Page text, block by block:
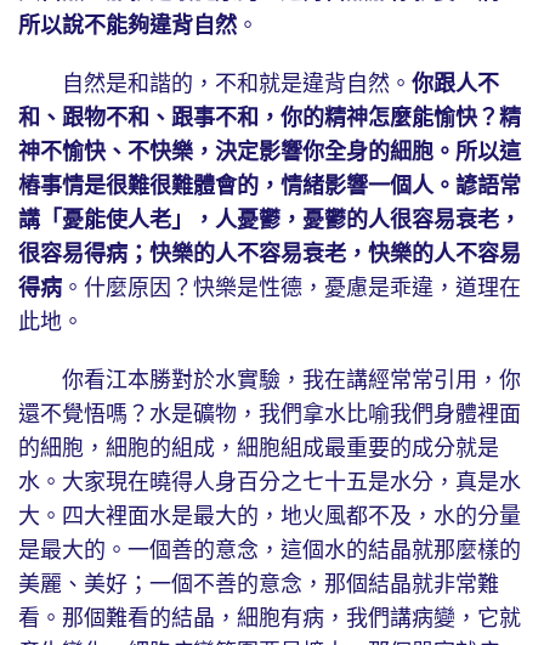
所以說不能夠違背自然 。
自然是和諧的，不和就是違背自然。 你跟人不
和、跟物不和、跟事不和，你的精神怎麼能愉快？精
神不愉快、不快樂，決定影響你全身的細胞。所以這
樁事情是很難很難體會的，情緒影響一個人。諺語常
講「憂能使人老」，人憂鬱，憂鬱的人很容易衰老，
很容易得病；快樂的人不容易衰老，快樂的人不容易
得病 。什麼原因？快樂是性德，憂慮是乖違，道理在
此地。
你看江本勝對於水實驗，我在講經常常引用，你
還不覺悟嗎？水是礦物，我們拿水比喻我們身體裡面
的細胞，細胞的組成，細胞組成最重要的成分就是
水。大家現在曉得人身百分之七十五是水分，真是水
大。四大裡面水是最大的，地火風都不及，水的分量
是最大的。一個善的意念，這個水的結晶就那麼樣的
美麗、美好；一個不善的意念，那個結晶就非常難
看。那個難看的結晶，細胞有病，我們講病變，它就